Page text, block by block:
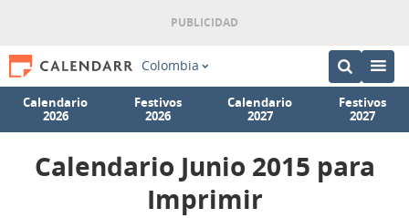
Colombia
Calendario
2026
Festivos
2026
Calendario
2027
Festivos
2027
Calendario Junio 2015 para
Imprimir